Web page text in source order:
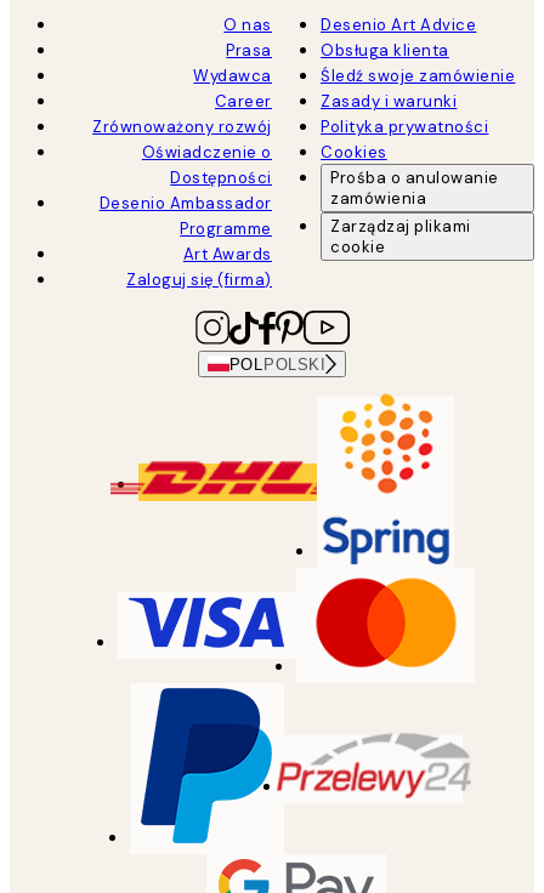
O nas
Prasa
Wydawca
Career
Zrównoważony rozwój
Oświadczenie o
Dostępności
Desenio Ambassador
Programme
Art Awards
Zaloguj się (firma)
Desenio Art Advice
Obsługa klienta
Śledź swoje zamówienie
Zasady i warunki
Polityka prywatności
Cookies
Prośba o anulowanie
zamówienia
Zarządzaj plikami
cookie
POL POLSKI